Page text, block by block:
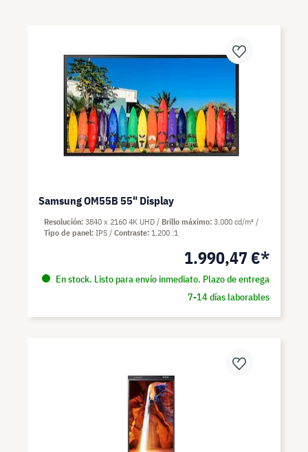
Samsung OM55B 55" Display
1.990,47 €*
En stock. Listo para envío inmediato. Plazo de entrega
7-14 días laborables
Resolución 3840 x 2160 4K UHD Brillo máximo 3.000 cd/m²
Tipo de panel IPS Contraste 1.200 :1